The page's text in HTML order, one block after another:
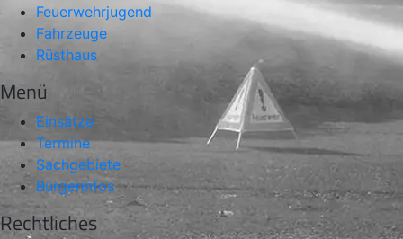
Feuerwehrjugend
Fahrzeuge
Rüsthaus
Menü
Einsätze
Termine
Sachgebiete
Bürgerinfos
Rechtliches